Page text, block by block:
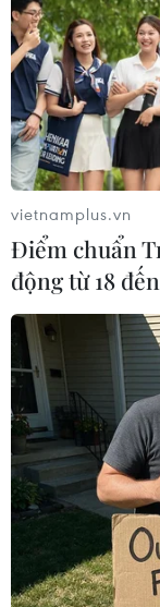
IS dọa tấn
Hà Lan
26/02/2025 03:20
Những kẻ khủng
tự xưng tuyên
Cologne nổi
Bayern và Hà
vietnamplus.vn
Điểm chuẩn
động từ 18